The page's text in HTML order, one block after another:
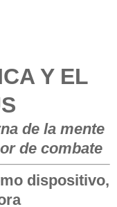
Y EL
de la mente
de combate
dispositivo,